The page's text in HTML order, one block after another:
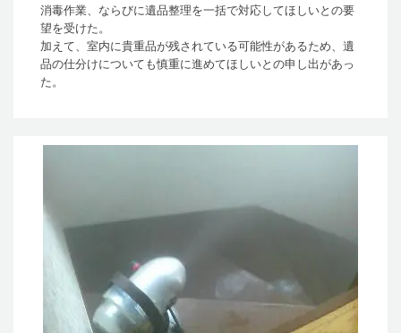
消毒作業、ならびに遺品整理を一括で対応してほしいとの要
望を受けた。
加えて、室内に貴重品が残されている可能性があるため、遺
品の仕分けについても慎重に進めてほしいとの申し出があっ
た。